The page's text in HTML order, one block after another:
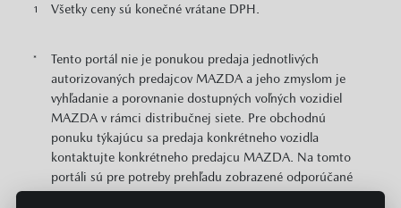
1 Všetky ceny sú konečné vrátane DPH.
*
Tento portál nie je ponukou predaja jednotlivých
autorizovaných predajcov MAZDA a jeho zmyslom je
vyhľadanie a porovnanie dostupných voľných vozidiel
MAZDA v rámci distribučnej siete. Pre obchodnú
ponuku týkajúcu sa predaja konkrétneho vozidla
kontaktujte konkrétneho predajcu MAZDA. Na tomto
portáli sú pre potreby prehľadu zobrazené odporúčané